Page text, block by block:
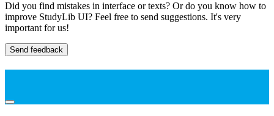
Did you find mistakes in interface or texts? Or do you know how to
improve StudyLib UI? Feel free to send suggestions. It's very
important for us!
Send feedback